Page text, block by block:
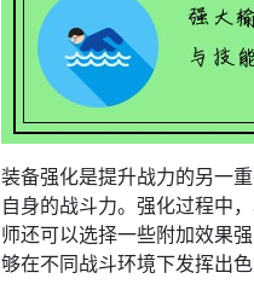
装备强化是提升战力的另一
自身的战斗力。强化过程中
师还可以选择一些附加效果
够在不同战斗环境下发挥出色